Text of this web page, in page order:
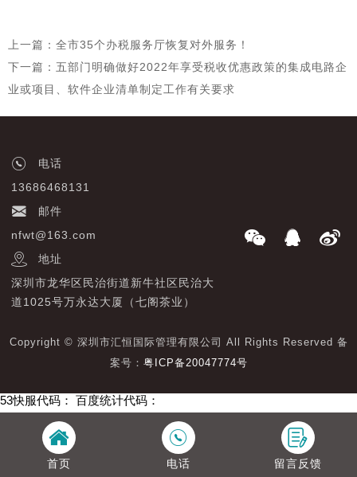
上一篇：全市35个办税服务厅恢复对外服务！
下一篇：五部门明确做好2022年享受税收优惠政策的集成电路企
业或项目、软件企业清单制定工作有关要求
电话
13686468131
邮件
nfwt@163.com
地址
深圳市龙华区民治街道新牛社区民治大
道1025号万永达大厦（七阁茶业）
Copyright © 深圳市汇恒国际管理有限公司 All Rights Reserved 备
案号： 粤ICP备20047774号
首页 电话 留言反馈
53快服代码： 百度统计代码：